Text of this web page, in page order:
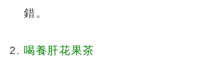
錯。
喝養肝花果茶